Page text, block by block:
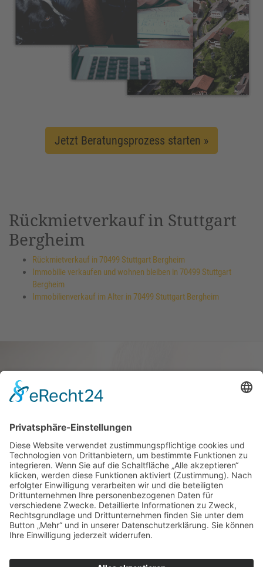
Jetzt Beratungsprozess starten »
Rückmietverkauf in Stuttgart
Bergheim
Rückmietverkauf in 70499 Stuttgart Bergheim
Immobilie verkaufen und wohnen bleiben in 70499 Stuttgart
Bergheim
Immobilienverkauf im Alter in 70499 Stuttgart Bergheim
verkaufen und darin
wohnen bleiben
Verkaufen Sie Ihr Haus oder Ihre
Eigen­tums­woh­nung und bleiben Sie
darin wohnen.
Jetzt Ermittlung starten »